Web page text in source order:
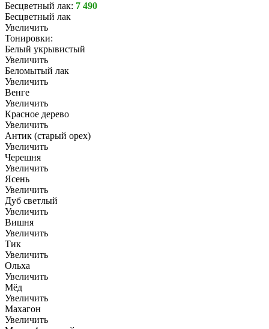
Бесцветный лак: 7 490
Бесцветный лак
Увеличить
Тонировки:
Белый укрывистый
Увеличить
Беломытый лак
Увеличить
Венге
Увеличить
Красное дерево
Увеличить
Антик (старый орех)
Увеличить
Черешня
Увеличить
Ясень
Увеличить
Дуб светлый
Увеличить
Вишня
Увеличить
Тик
Увеличить
Ольха
Увеличить
Мёд
Увеличить
Махагон
Увеличить